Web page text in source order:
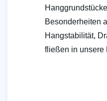
Besonderheiten
Hangstabilität,
fließen in unsere